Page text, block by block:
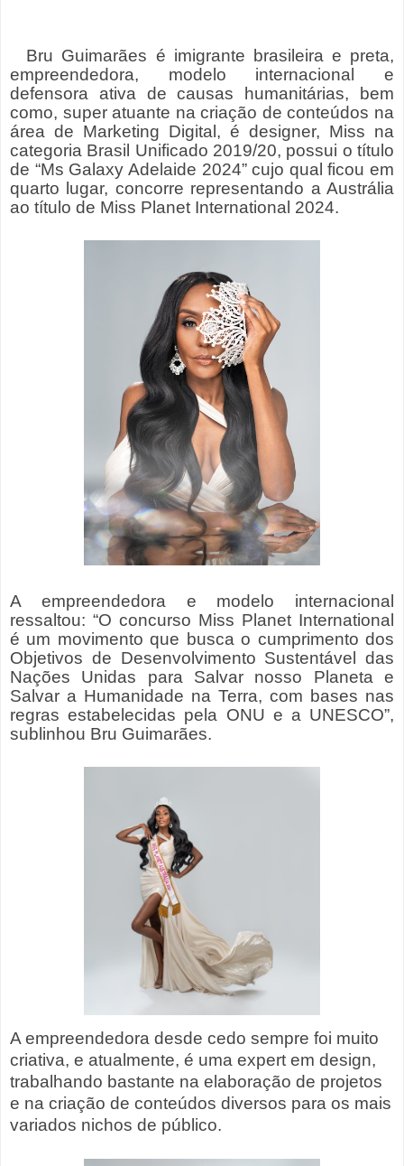
Bru Guimarães é imigrante brasileira e preta,
empreendedora, modelo internacional e
defensora ativa de causas humanitárias, bem
como, super atuante na criação de conteúdos na
área de Marketing Digital, é designer, Miss na
categoria Brasil Unificado 2019/20, possui o título
de “Ms Galaxy Adelaide 2024” cujo qual ficou em
quarto lugar, concorre representando a Austrália
ao título de Miss Planet International 2024.
A empreendedora e modelo internacional
ressaltou: “O concurso Miss Planet International
é um movimento que busca o cumprimento dos
Objetivos de Desenvolvimento Sustentável das
Nações Unidas para Salvar nosso Planeta e
Salvar a Humanidade na Terra, com bases nas
regras estabelecidas pela ONU e a UNESCO”,
sublinhou Bru Guimarães.
A empreendedora desde cedo sempre foi muito
criativa, e atualmente, é uma expert em design,
trabalhando bastante na elaboração de projetos
e na criação de conteúdos diversos para os mais
variados nichos de público.